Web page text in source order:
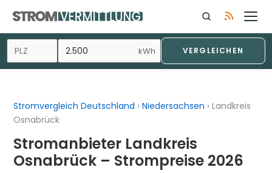
Inhalt
springen
kWh VERGLEICHEN
Stromvergleich Deutschland ›Niedersachsen ›Landkreis
Osnabrück
Stromanbieter Landkreis
Osnabrück – Strompreise 2026